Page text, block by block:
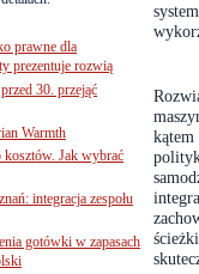
prawne dla
prezentuje rozwią
30. przejąć
Warmth
kosztów. Jak wybrać
integracja zespołu
gotówki w zapasach